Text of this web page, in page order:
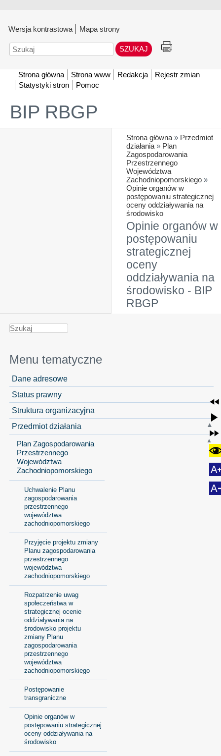
Wersja kontrastowa Mapa strony
Szukaj
Strona główna Strona www Redakcja
Rejestr zmian
Statystyki stron
Pomoc
BIP RBGP
Strona główna » Przedmiot
działania » Plan
Zagospodarowania
Przestrzennego
Województwa
Zachodniopomorskiego »
Opinie organów w
postępowaniu strategicznej
oceny oddziaływania na
środowisko
Opinie organów w
postępowaniu
strategicznej
oceny
oddziaływania na
środowisko - BIP
RBGP
Menu tematyczne
Dane adresowe
Status prawny
Struktura organizacyjna
Przedmiot działania
Plan Zagospodarowania
Przestrzennego
Województwa
Zachodniopomorskiego
Uchwalenie Planu
zagospodarowania
przestrzennego
województwa
zachodniopomorskiego
Przyjęcie projektu zmiany
Planu zagospodarowania
przestrzennego
województwa
zachodniopomorskiego
Rozpatrzenie uwag
społeczeństwa w
strategicznej ocenie
oddziaływania na
środowisko projektu
zmiany Planu
zagospodarowania
przestrzennego
województwa
zachodniopomorskiego
Postępowanie
transgraniczne
Opinie organów w
postępowaniu strategicznej
oceny oddziaływania na
środowisko